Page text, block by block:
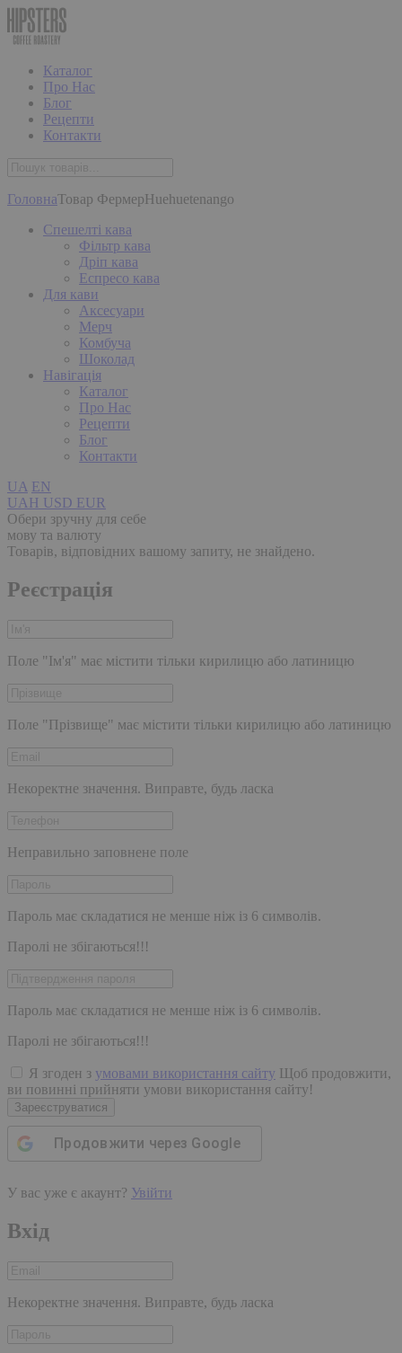
Каталог
Про Нас
Блог
Рецепти
Контакти
ГоловнаТовар ФермерHuehuetenango
Спешелті кава
Фільтр кава
Дріп кава
Еспресо кава
Для кави
Аксесуари
Мерч
Комбуча
Шоколад
Навігація
Каталог
Про Нас
Рецепти
Блог
Контакти
UA EN
UAH USD EUR
Обери зручну для себе
мову та валюту
Товарів, відповідних вашому запиту, не знайдено.
Реєстрація
Поле "Ім'я" має містити тільки кирилицю або латиницю
Поле "Прізвище" має містити тільки кирилицю або латиницю
Некоректне значення. Виправте, будь ласка
Неправильно заповнене поле
Пароль має складатися не менше ніж із 6 символів.
Паролі не збігаються!!!
Пароль має складатися не менше ніж із 6 символів.
Паролі не збігаються!!!
Я згоден з умовами використання сайту Щоб продовжити,
ви повинні прийняти умови використання сайту!
Зареєструватися
Продовжити через Google
У вас уже є акаунт? Увійти
Вхід
Некоректне значення. Виправте, будь ласка